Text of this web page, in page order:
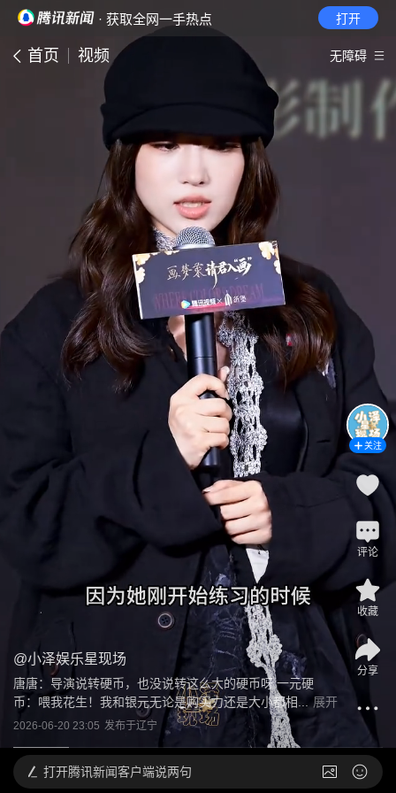
· 获取全网一手热点 打开
首页 视频 无障碍
@小泽娱乐星现场
唐唐：导演说转硬币，也没说转这么大的硬币呀 一元硬
币：喂我花生！我和银元无论是购买力还是大小都相...
展开
2026-06-20 23:05 发布于辽宁
关注
评论
收藏
分享
打开腾讯新闻客户端说两句